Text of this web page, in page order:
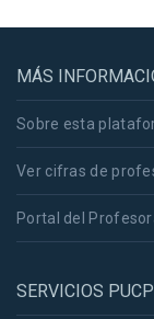
MÁS
Sobre esta
Ver cifras de
Portal del
SERVICIOS PUCP